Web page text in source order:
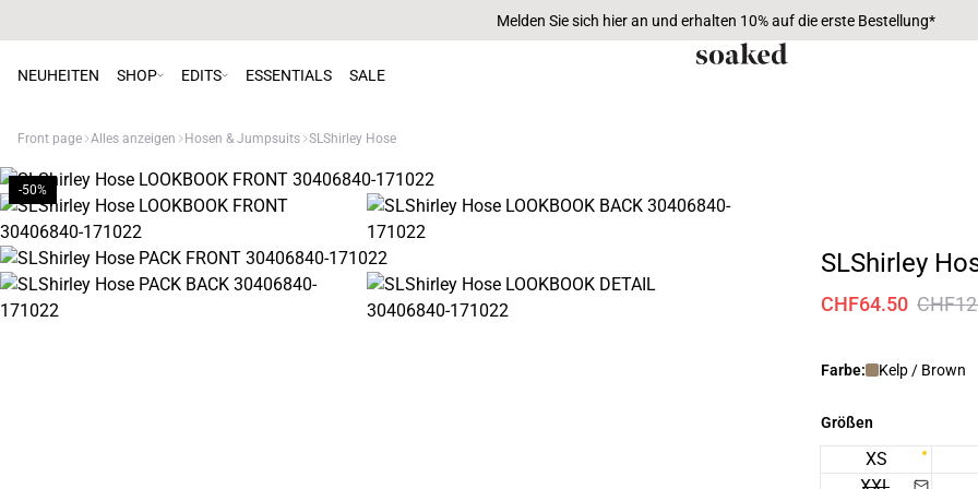
Melden Sie sich hier an und erhalten 10% auf die erste Bestellung*
NEUHEITEN SHOP EDITS ESSENTIALS SALE
Front page Alles anzeigen Hosen & Jumpsuits SLShirley Hose
-50%
SLShirley
CHF64.50
Farbe: Kelp / Brown
Größen
XS